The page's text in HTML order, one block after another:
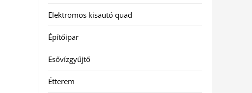
Elektromos kisautó quad
Építőipar
Esővízgyűjtő
Étterem